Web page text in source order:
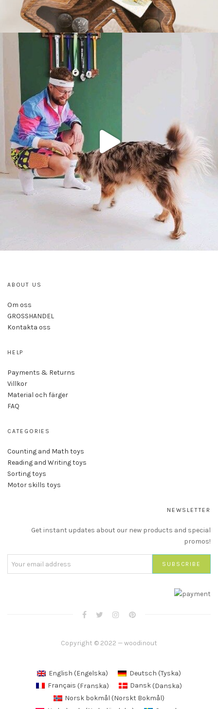
ABOUT US
Om oss
GROSSHANDEL
Kontakta oss
HELP
Payments & Returns
Villkor
Material och färger
FAQ
CATEGORIES
Counting and Math toys
Reading and Writing toys
Sorting toys
Motor skills toys
NEWSLETTER
Get instant updates about our new products and special
promos!
Copyright © 2022 — woodinout
English (Engelska) Deutsch (Tyska)
Français (Franska) Dansk (Danska)
Norsk bokmål (Norskt Bokmål)